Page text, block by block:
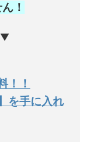
！
▼
！！
を手に入れ